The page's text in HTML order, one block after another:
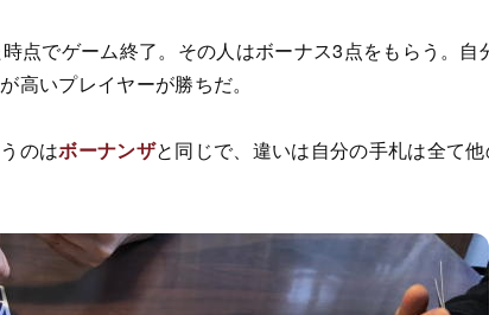
点でゲーム終了。その人はボーナス3点をもらう。自
高いプレイヤーが勝ちだ。
のはボーナンザと同じで、違いは自分の手札は全て